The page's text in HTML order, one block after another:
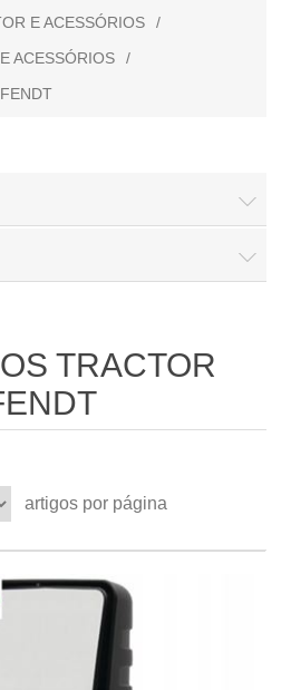
E ACESSÓRIOS
/
ACESSÓRIOS
/
TRACTOR
artigos por página